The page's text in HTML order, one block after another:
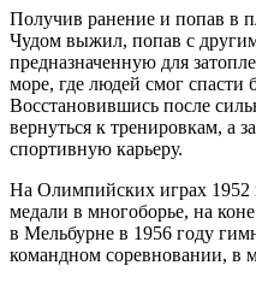
Получив ранение и попав в
Чудом выжил, попав с
предназначенную для
море, где людей смог спасти
Восстановившись после
вернуться к тренировкам, а
спортивную карьеру.
На Олимпийских играх 1952
медали в многоборье, на
в Мельбурне в 1956 году
командном соревновании, в